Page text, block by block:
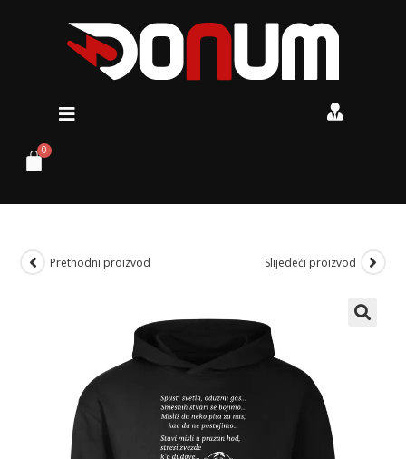
Prethodni proizvod Slijedeći proizvod